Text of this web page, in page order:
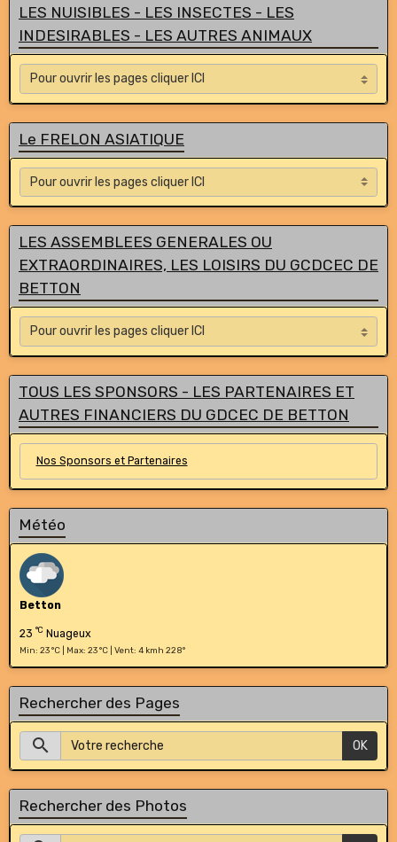
LES NUISIBLES - LES INSECTES - LES
INDESIRABLES - LES AUTRES ANIMAUX
Le FRELON ASIATIQUE
LES ASSEMBLEES GENERALES OU
EXTRAORDINAIRES, LES LOISIRS DU GCDCEC DE
BETTON
TOUS LES SPONSORS - LES PARTENAIRES ET
AUTRES FINANCIERS DU GDCEC DE BETTON
Nos Sponsors et Partenaires
Météo
Betton
23 °C Nuageux
Min: 23 °C | Max: 23 °C | Vent: 4 kmh 228°
Rechercher des Pages
OK
Rechercher des Photos